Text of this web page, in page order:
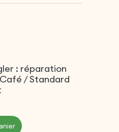
: réparation
/ Standard